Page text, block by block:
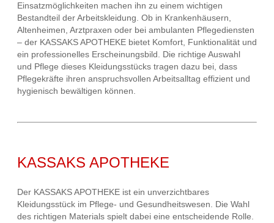
Einsatzmöglichkeiten machen ihn zu einem wichtigen
Bestandteil der Arbeitskleidung. Ob in Krankenhäusern,
Altenheimen, Arztpraxen oder bei ambulanten Pflegediensten
– der KASSAKS APOTHEKE bietet Komfort, Funktionalität und
ein professionelles Erscheinungsbild. Die richtige Auswahl
und Pflege dieses Kleidungsstücks tragen dazu bei, dass
Pflegekräfte ihren anspruchsvollen Arbeitsalltag effizient und
hygienisch bewältigen können.
KASSAKS APOTHEKE
Der KASSAKS APOTHEKE ist ein unverzichtbares
Kleidungsstück im Pflege- und Gesundheitswesen. Die Wahl
des richtigen Materials spielt dabei eine entscheidende Rolle.